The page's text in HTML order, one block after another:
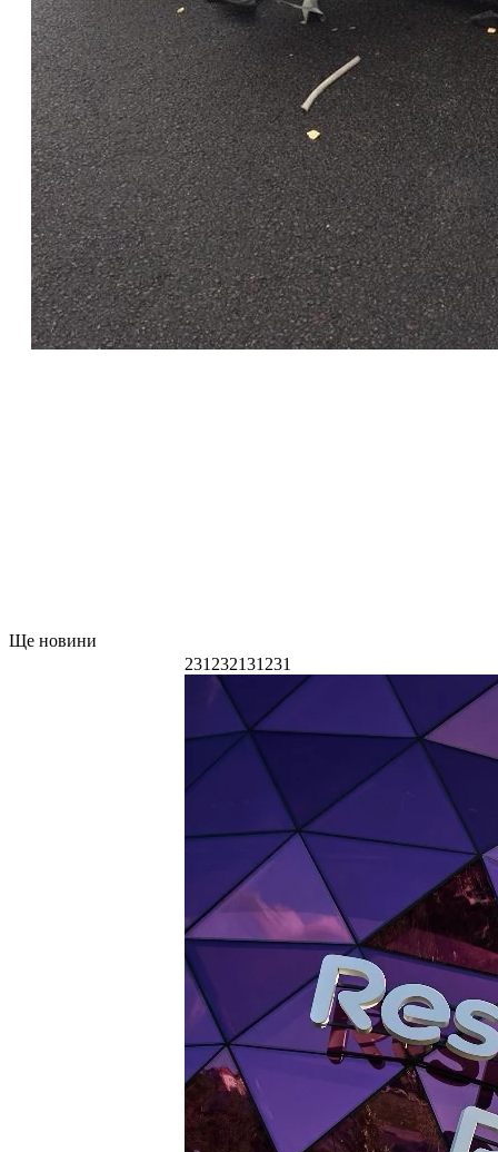
Ще новини
231232131231